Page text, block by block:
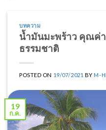
บทความ
น้ำมันมะพร้าว คุณค่
ธรรมชาติ
POSTED ON 19/07/2021 BYM-
19
ก.ค.